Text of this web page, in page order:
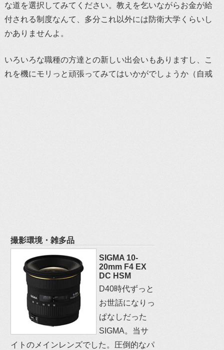
な道を選択してみてください。教えを乞いながらお金が給
付される制度なんて、多分これ以外には防衛大学くらいし
かありませんよ。
いろいろな職種の方達との新しい出会いもありますし、こ
れを機にモリっと頑張ってみてはいかがでしょうか（自戒
撮影環境・雑多品
SIGMA 10-
20mm F4 EX
DC HSM
D40時代ずっと
お世話になりっ
ぱなしだった
SIGMA。当サ
イトのメインレンズでした。圧倒的なパ